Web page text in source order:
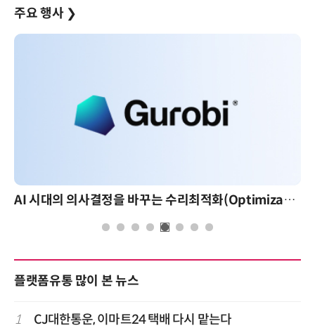
주요 행사 ❯
AI 시대의 의사결정을 바꾸는 수리최적화(Optimization): 실제 산업 적용 사례와 활용 전략
플랫폼유통 많이 본 뉴스
1 CJ대한통운, 이마트24 택배 다시 맡는다